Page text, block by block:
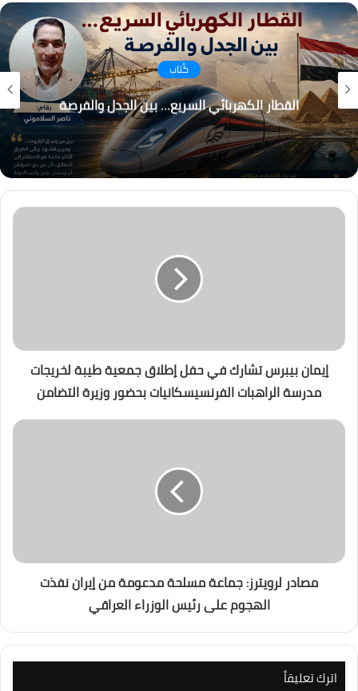
كُتاب
القطار الكهربائي السريع… بين الجدل والفرصة
إيمان بيبرس تشارك في حفل إطلاق جمعية طيبة لخريجات
مدرسة الراهبات الفرنسيسكانيات بحضور وزيرة التضامن
مصادر لرويترز: جماعة مسلحة مدعومة من إيران نفذت
الهجوم على رئيس الوزراء العراقي
اترك تعليقاً